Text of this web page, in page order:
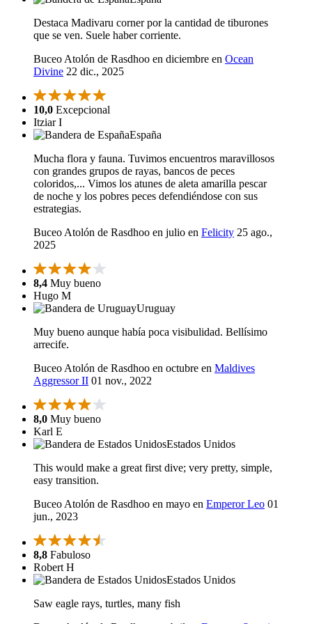
Destaca Madivaru corner por la cantidad de tiburones
que se ven. Suele haber corriente.
Buceo Atolón de Rasdhoo en diciembre en Ocean
Divine 22 dic., 2025
10,0 Excepcional
Itziar I
España
Mucha flora y fauna. Tuvimos encuentros maravillosos
con grandes grupos de rayas, bancos de peces
coloridos,... Vimos los atunes de aleta amarilla pescar
de noche y los pobres peces defendiéndose con sus
estrategias.
Buceo Atolón de Rasdhoo en julio en Felicity 25 ago.,
2025
8,4 Muy bueno
Hugo M
Uruguay
Muy bueno aunque había poca visibulidad. Bellísimo
arrecife.
Buceo Atolón de Rasdhoo en octubre en Maldives
Aggressor II 01 nov., 2022
8,0 Muy bueno
Karl E
Estados Unidos
This would make a great first dive; very pretty, simple,
easy transition.
Buceo Atolón de Rasdhoo en mayo en Emperor Leo 01
jun., 2023
8,8 Fabuloso
Robert H
Estados Unidos
Saw eagle rays, turtles, many fish